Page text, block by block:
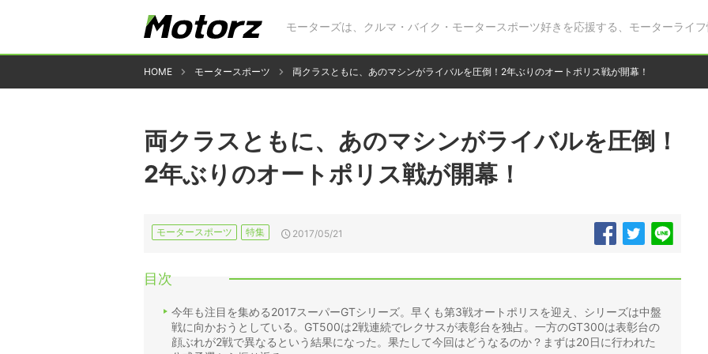
モーターズは、クルマ・バイク・モータースポーツ好きを応援する、モーターライフ
HOME モータースポーツ 両クラスともに、あのマシンがライバルを圧倒！2年ぶりのオートポリス戦が開幕！
両クラスともに、あのマシンがライバルを圧倒！
2年ぶりのオートポリス戦が開幕！
モータースポーツ 特集 2017/05/21
目次
今年も注目を集める2017スーパーGTシリーズ。早くも第3戦オートポリスを迎え、シリーズは中盤
戦に向かおうとしている。GT500は2戦連続でレクサスが表彰台を独占。一方のGT300は表彰台の
顔ぶれが2戦で異なるという結果になった。果たして今回はどうなるのか？まずは20日に行われた